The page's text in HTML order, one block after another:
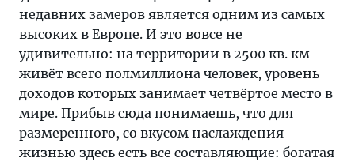
недавних замеров является одним из самых
высоких в Европе. И это вовсе не
удивительно: на территории в 2500 кв. км
живёт всего полмиллиона человек, уровень
доходов которых занимает четвёртое место в
мире. Прибыв сюда понимаешь, что для
размеренного, со вкусом наслаждения
жизнью здесь есть все составляющие: богатая